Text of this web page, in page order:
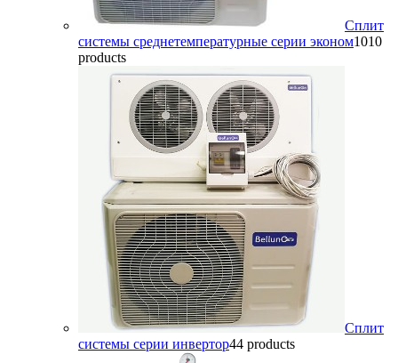
Сплит
системы среднетемпературные серии эконом1010
products
Сплит
системы серии инвертор44 products